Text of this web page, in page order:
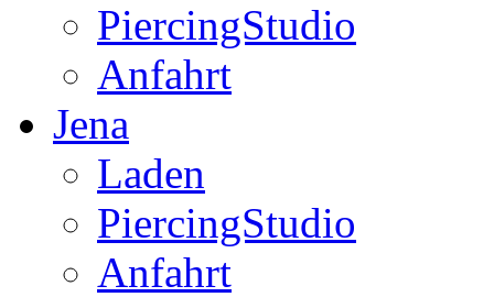
PiercingStudio
Anfahrt
Jena
Laden
PiercingStudio
Anfahrt